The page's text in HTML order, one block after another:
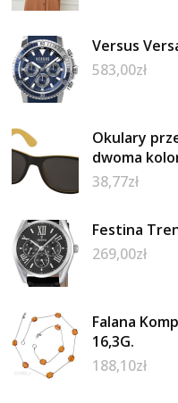
Versus
583,00zł
Okulary
dwoma
38,77zł
Festina
269,00zł
Falana
16,3G.
188,10zł